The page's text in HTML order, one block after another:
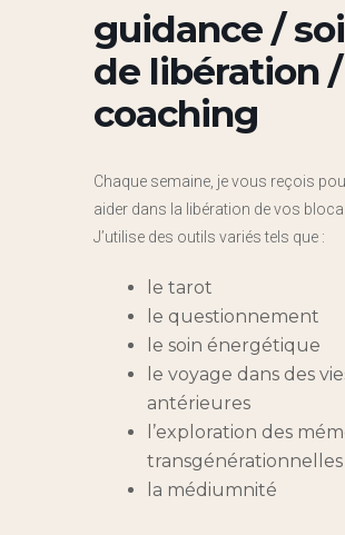
guidance /
de libération /
coaching
Chaque semaine, je vous reçois
aider dans la libération de vos
J’utilise des outils variés tels que :
le tarot
le questionnement
le soin énergétique
le voyage dans des
antérieures
l’exploration des
transgénérationnelles
la médiumnité